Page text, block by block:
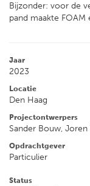
Bijzonder: voor de
pand maakte FOAM
Jaar
2023
Locatie
Den Haag
Projectontwerpers
Sander Bouw,
Opdrachtgever
Particulier
Status